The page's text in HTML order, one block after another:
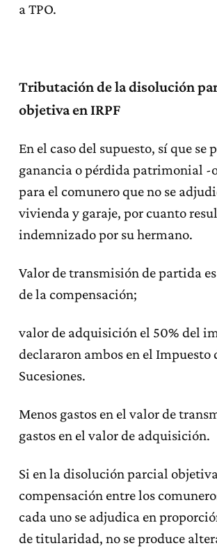
a TPO.
Tributación de la disolución
objetiva en IRPF
En el caso del supuesto, sí que se
ganancia o pérdida patrimonial -
para el comunero que no se
vivienda y garaje, por cuanto
indemnizado por su hermano.
Valor de transmisión de partida
de la compensación;
valor de adquisición el 50% del
declararon ambos en el Impuesto
Sucesiones.
Menos gastos en el valor de
gastos en el valor de adquisición.
Si en la disolución parcial
compensación entre los
cada uno se adjudica en
de titularidad, no se produce